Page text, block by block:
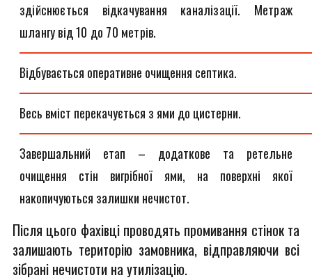
здійснюється відкачування каналізації. Метраж
шлангу від 10 до 70 метрів.
Відбувається оперативне очищення септика.
Весь вміст перекачується з ями до цистерни.
Завершальний етап – додаткове та ретельне
очищення стін вигрібної ями, на поверхні якої
накопичуються залишки нечистот.
Після цього фахівці проводять промивання стінок та
залишають територію замовника, відправляючи всі
зібрані нечистоти на утилізацію.